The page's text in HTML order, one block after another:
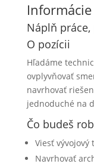
Náplň
O pozícii
Hľadáme
ovplyvňovať
navrhovať
jednoduché na
Čo budeš
Viesť vývojový
Navrhovať